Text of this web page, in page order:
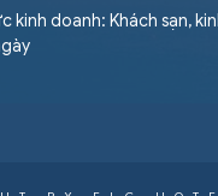
kinh doanh: Khách sạn,